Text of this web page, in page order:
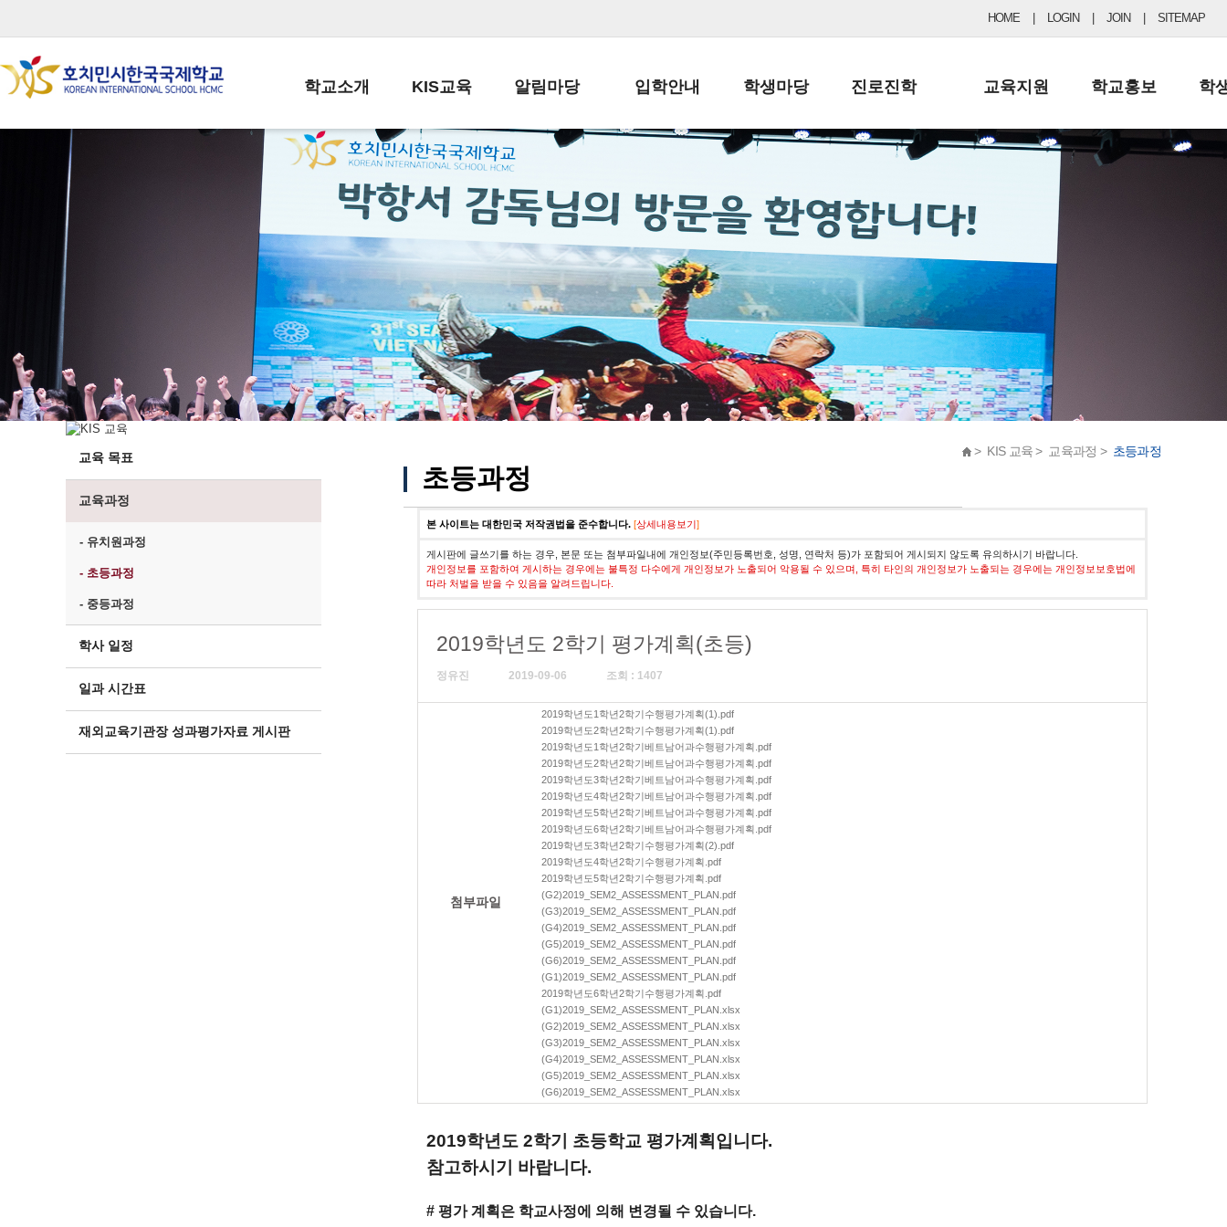
HOME LOGIN JOIN SITEMAP
학교소개
학교장인사말
학교상징
학교연혁
교직원현황
학생현황
위치/전화
전경사진
KIS교육
교육목표
학사일정
일과시간표
성과평가자료
알림마당
공지사항
납부금 안내
스쿨버스 운행 안내
급식안내
서식자료실
학부모방
정기고사 기출문제
입학안내
전-편입 서류양식
입학금/수업료
교복구입안내
학생마당
학생생활규정
학교신문
자율진로동아리
유초등 소식지
진로진학
공지사항 및 입시자료
드림레터
교육지원
행정실
학교운영위원회
학교건축기금
학교홍보
보도자료
학
교육 목표
교육과정
- 유치원과정
- 초등과정
- 중등과정
학사 일정
일과 시간표
재외교육기관장 성과평가자료 게시판
> KIS 교육 > 교육과정 > 초등과정
초등과정
본 사이트는 대한민국 저작권법을 준수합니다. [상세내용보기]
게시판에 글쓰기를 하는 경우, 본문 또는 첨부파일내에 개인정보(주민등록번호, 성명, 연락처 등)가 포함되어 게시되지 않도록 유의하시기 바랍니다.
개인정보를 포함하여 게시하는 경우에는 불특정 다수에게 개인정보가 노출되어 악용될 수 있으며, 특히 타인의 개인정보가 노출되는 경우에는 개인정보보호법에
따라 처벌을 받을 수 있음을 알려드립니다.
2019학년도 2학기 평가계획(초등)
정유진 2019-09-06 조회 : 1407
첨부파일
2019학년도1학년2학기수행평가계획(1).pdf
2019학년도2학년2학기수행평가계획(1).pdf
2019학년도1학년2학기베트남어과수행평가계획.pdf
2019학년도2학년2학기베트남어과수행평가계획.pdf
2019학년도3학년2학기베트남어과수행평가계획.pdf
2019학년도4학년2학기베트남어과수행평가계획.pdf
2019학년도5학년2학기베트남어과수행평가계획.pdf
2019학년도6학년2학기베트남어과수행평가계획.pdf
2019학년도3학년2학기수행평가계획(2).pdf
2019학년도4학년2학기수행평가계획.pdf
2019학년도5학년2학기수행평가계획.pdf
(G2)2019_SEM2_ASSESSMENT_PLAN.pdf
(G3)2019_SEM2_ASSESSMENT_PLAN.pdf
(G4)2019_SEM2_ASSESSMENT_PLAN.pdf
(G5)2019_SEM2_ASSESSMENT_PLAN.pdf
(G6)2019_SEM2_ASSESSMENT_PLAN.pdf
(G1)2019_SEM2_ASSESSMENT_PLAN.pdf
2019학년도6학년2학기수행평가계획.pdf
(G1)2019_SEM2_ASSESSMENT_PLAN.xlsx
(G2)2019_SEM2_ASSESSMENT_PLAN.xlsx
(G3)2019_SEM2_ASSESSMENT_PLAN.xlsx
(G4)2019_SEM2_ASSESSMENT_PLAN.xlsx
(G5)2019_SEM2_ASSESSMENT_PLAN.xlsx
(G6)2019_SEM2_ASSESSMENT_PLAN.xlsx
2019학년도 2학기 초등학교 평가계획입니다.
참고하시기 바랍니다.
# 평가 계획은 학교사정에 의해 변경될 수 있습니다.